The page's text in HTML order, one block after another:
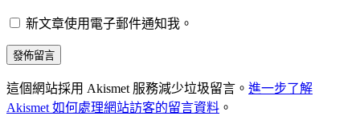
新文章使用電子郵件通知我。
這個網站採用 Akismet 服務減少垃圾留言。 進一步了解
Akismet 如何處理網站訪客的留言資料 。